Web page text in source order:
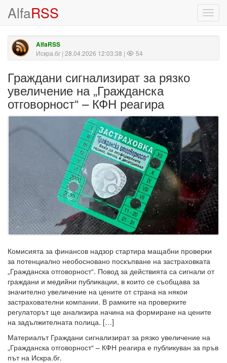
AlfaRSS
AlfaRSS
Искра.бг | 28.04.2026 12:03:38 | 54
Граждани сигнализират за рязко
увеличение на „Гражданска
отговорност“ – КФН реагира
Комисията за финансов надзор стартира мащабни проверки
за потенциално необосновано поскъпване на застраховката
„Гражданска отговорност“. Повод за действията са сигнали от
граждани и медийни публикации, в които се съобщава за
значително увеличение на цените от страна на някои
застрахователни компании. В рамките на проверките
регулаторът ще анализира начина на формиране на цените
на задължителната полица. […]
Материалът Граждани сигнализират за рязко увеличение на
„Гражданска отговорност“ – КФН реагира е публикуван за пръв
път на Искра.бг.